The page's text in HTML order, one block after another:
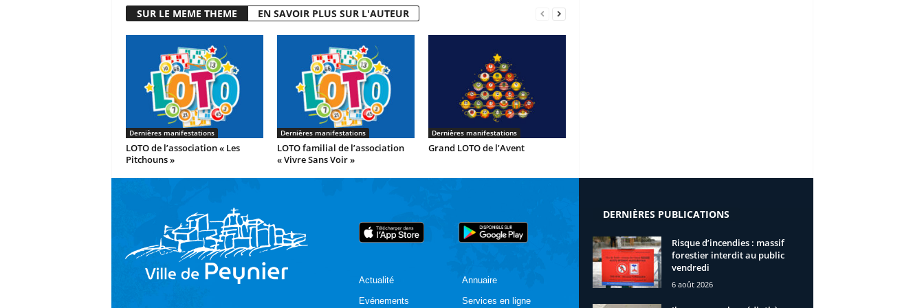
SUR LE MEME THEME EN SAVOIR PLUS SUR L'AUTEUR
Dernières manifestations
LOTO de l’association « Les
Pitchouns »
Dernières manifestations
LOTO familial de l’association
« Vivre Sans Voir »
Dernières manifestations
Grand LOTO de l’Avent
Actualité
Evénements
Annuaire
Services en ligne
DERNIÈRES PUBLICATIONS
Risque d’incendies : massif
forestier interdit au public
vendredi
6 août 2026